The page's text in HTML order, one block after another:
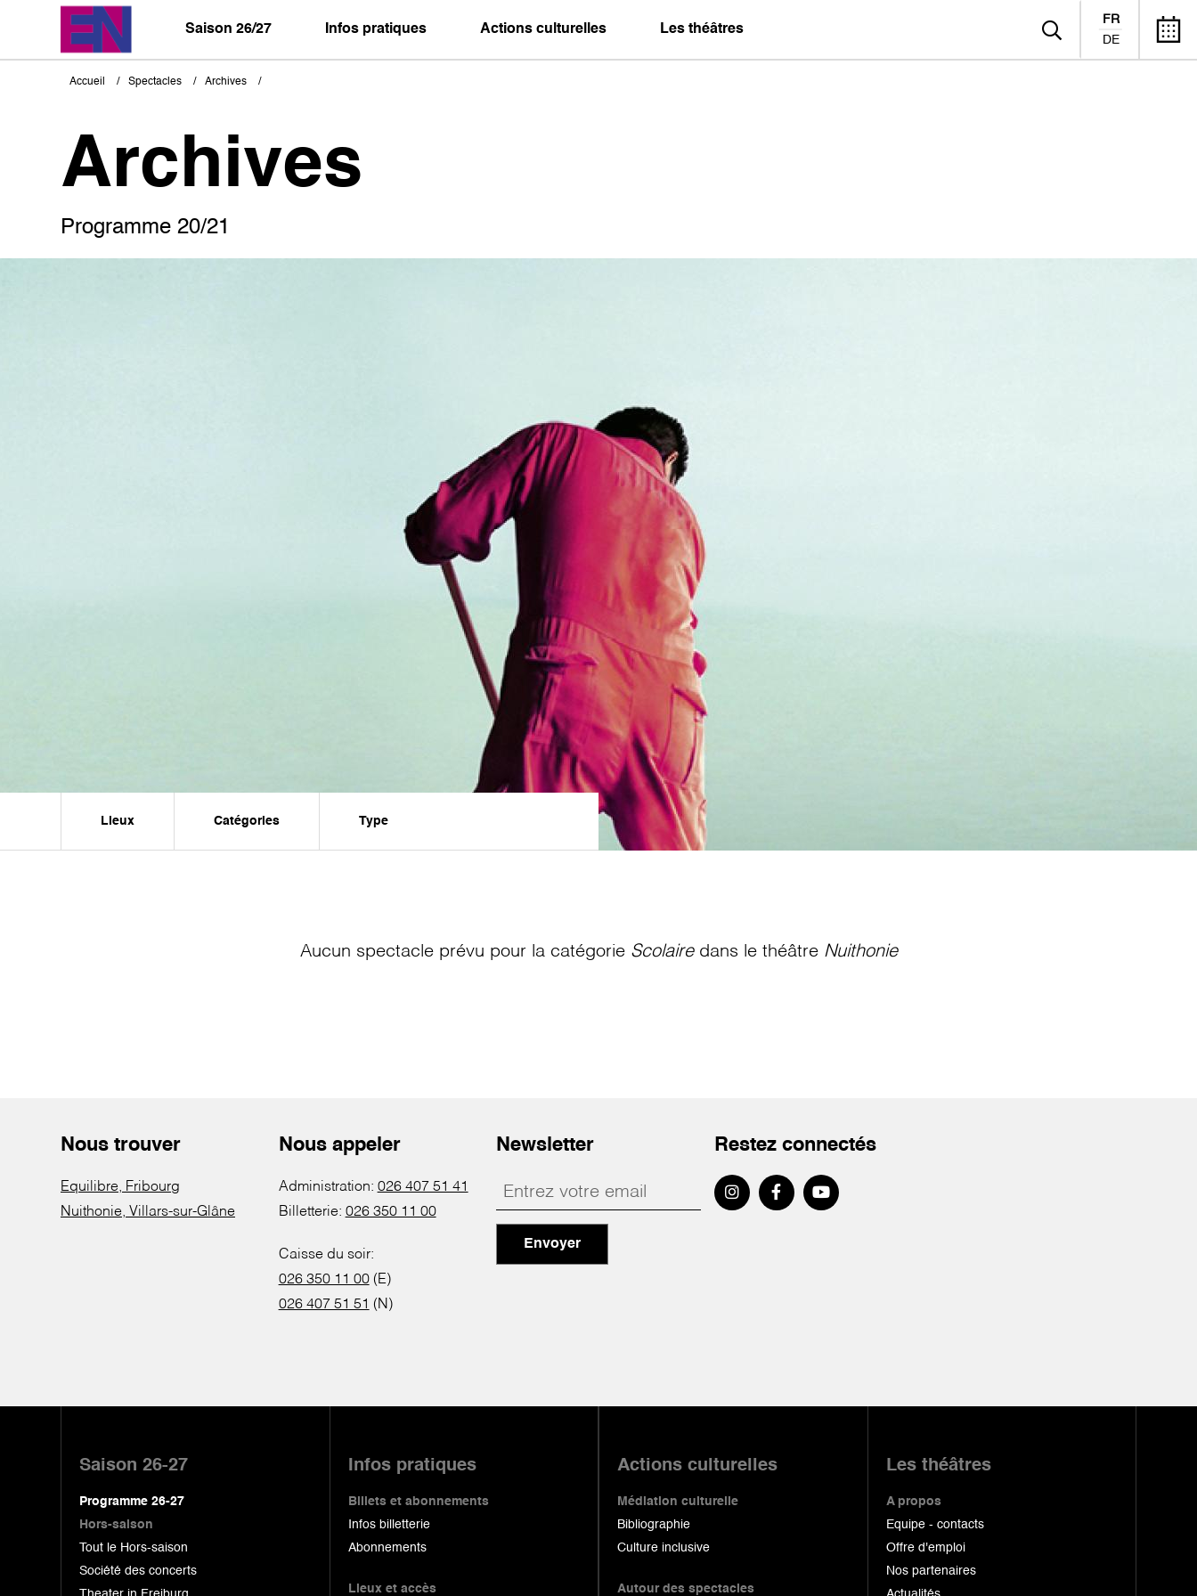
Saison 26/27 Infos pratiques Actions culturelles Les théâtres
FR
DE
Fil
Accueil Spectacles Archives
Archives
Programme 20/21
Lieux Catégories Type
Aucun spectacle prévu pour la catégorie Scolairedans le théâtre Nuithonie
Nous trouver
Equilibre, Fribourg
Nuithonie, Villars-sur-Glâne
Nous appeler
Administration: 026 407 51 41
Billetterie: 026 350 11 00
Caisse du soir:
026 350 11 00(E)
026 407 51 51 (N)
Newsletter
Envoyer
Restez connectés
Saison 26-27
Programme 26-27
Hors-saison
Tout le Hors-saison
Société des concerts
Infos pratiques
Billets et abonnements
Infos billetterie
Abonnements
Lieux et accès
Actions culturelles
Médiation culturelle
Bibliographie
Culture inclusive
Autour des spectacles
Les théâtres
A propos
Equipe - contacts
Offre d'emploi
Nos partenaires